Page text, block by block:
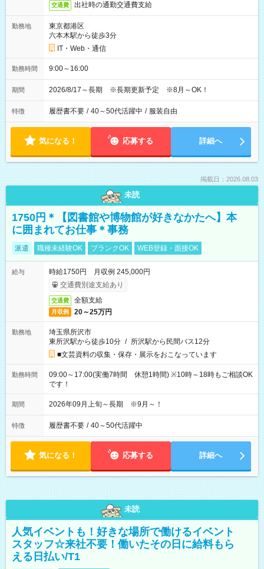
交通費 出社時の通勤交通費支給
勤務地
東京都港区
六本木駅から徒歩3分
IT・Web・通信
勤務時間 9:00～16:00
期間 2026/8/17～長期 ※長期更新予定 ※8月～OK！
特徴 履歴書不要 / 40～50代活躍中 / 服装自由
気になる！ 応募する 詳細へ
掲載日：2026.08.03
未読
1750円＊【図書館や博物館が好きなかたへ】本
に囲まれてお仕事＊事務
派遣 職種未経験OK ブランクOK WEB登録・面接OK
給与
時給1750円 月収例 245,000円
交通費別途支給あり
交通費 全額支給
月収例 20～25万円
勤務地
埼玉県所沢市
東所沢駅から徒歩10分 / 所沢駅から民間バス12分
■文芸資料の収集・保存・展示をおこなっています
勤務時間
09:00～17:00(実働7時間 休憩1時間) ※10時～18時もご相談OK
です！
期間 2026年09月上旬～長期 ※9月～！
特徴 履歴書不要 / 40～50代活躍中
気になる！ 応募する 詳細へ
未読
人気イベントも！好きな場所で働けるイベント
スタッフ☆来社不要！働いたその日に給料もら
える日払い/T1